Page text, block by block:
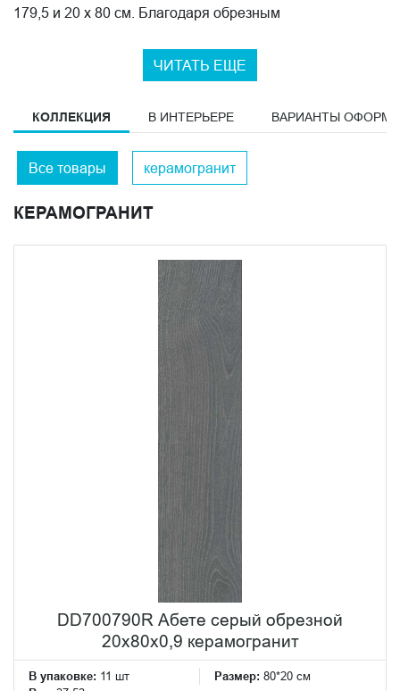
179,5 и 20 x 80 см. Благодаря обрезным
межплиточными швами. Поверхность
дерево. В цветовую гамму серии вошли оттенки
декоры в черном и сером цвете с текстурой еловой
древесины, на которых представлены известные
композиции из творчества Леонардо да Винчи и
лаконичный интерьер в скандинавском или
современном стиле с керамикой из серии Абете.
С итальянского языка название коллекции переводится
как «ель». Именно это дерево и послужила
вдохновением для дизайнеров KERAMA MARAZZI.
Российской фабрике удалось невероятно четко
передать цветовые переходы древесины, мельчайшие
прожилки, волокна и сучки, благодаря современному и
передовому оборудованию.
ЧИТАТЬ ЕЩЕ
КОЛЛЕКЦИЯ В ИНТЕРЬЕРЕ ВАРИАНТЫ
Все товары керамогранит
КЕРАМОГРАНИТ
DD700790R Абете серый обрезной
20x80x0,9 керамогранит
В упаковке: 11 шт Размер: 80*20 см